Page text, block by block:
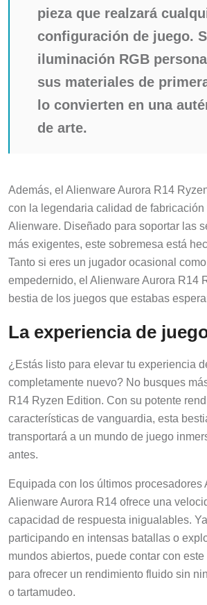
pieza que realzará
configuración de juego.
iluminación RGB
sus materiales de
lo convierten en una
de arte.
Además, el Alienware Aurora R14
con la legendaria calidad de
Alienware. Diseñado para soportar las
más exigentes, este sobremesa está
Tanto si eres un jugador ocasional
empedernido, el Alienware Aurora R14
bestia de los juegos que estabas
La experiencia de
¿Estás listo para elevar tu experiencia
completamente nuevo? No busques
R14 Ryzen Edition. Con su potente
características de vanguardia, esta
transportará a un mundo de juego
antes.
Equipada con los últimos procesadores
Alienware Aurora R14 ofrece una
capacidad de respuesta inigualables.
participando en intensas batallas o
mundos abiertos, puede contar con
para ofrecer un rendimiento fluido sin
o tartamudeo.